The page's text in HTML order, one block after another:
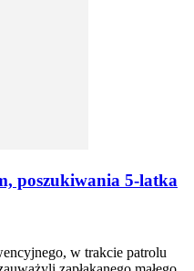
poszukiwania 5-latka
w trakcie patrolu